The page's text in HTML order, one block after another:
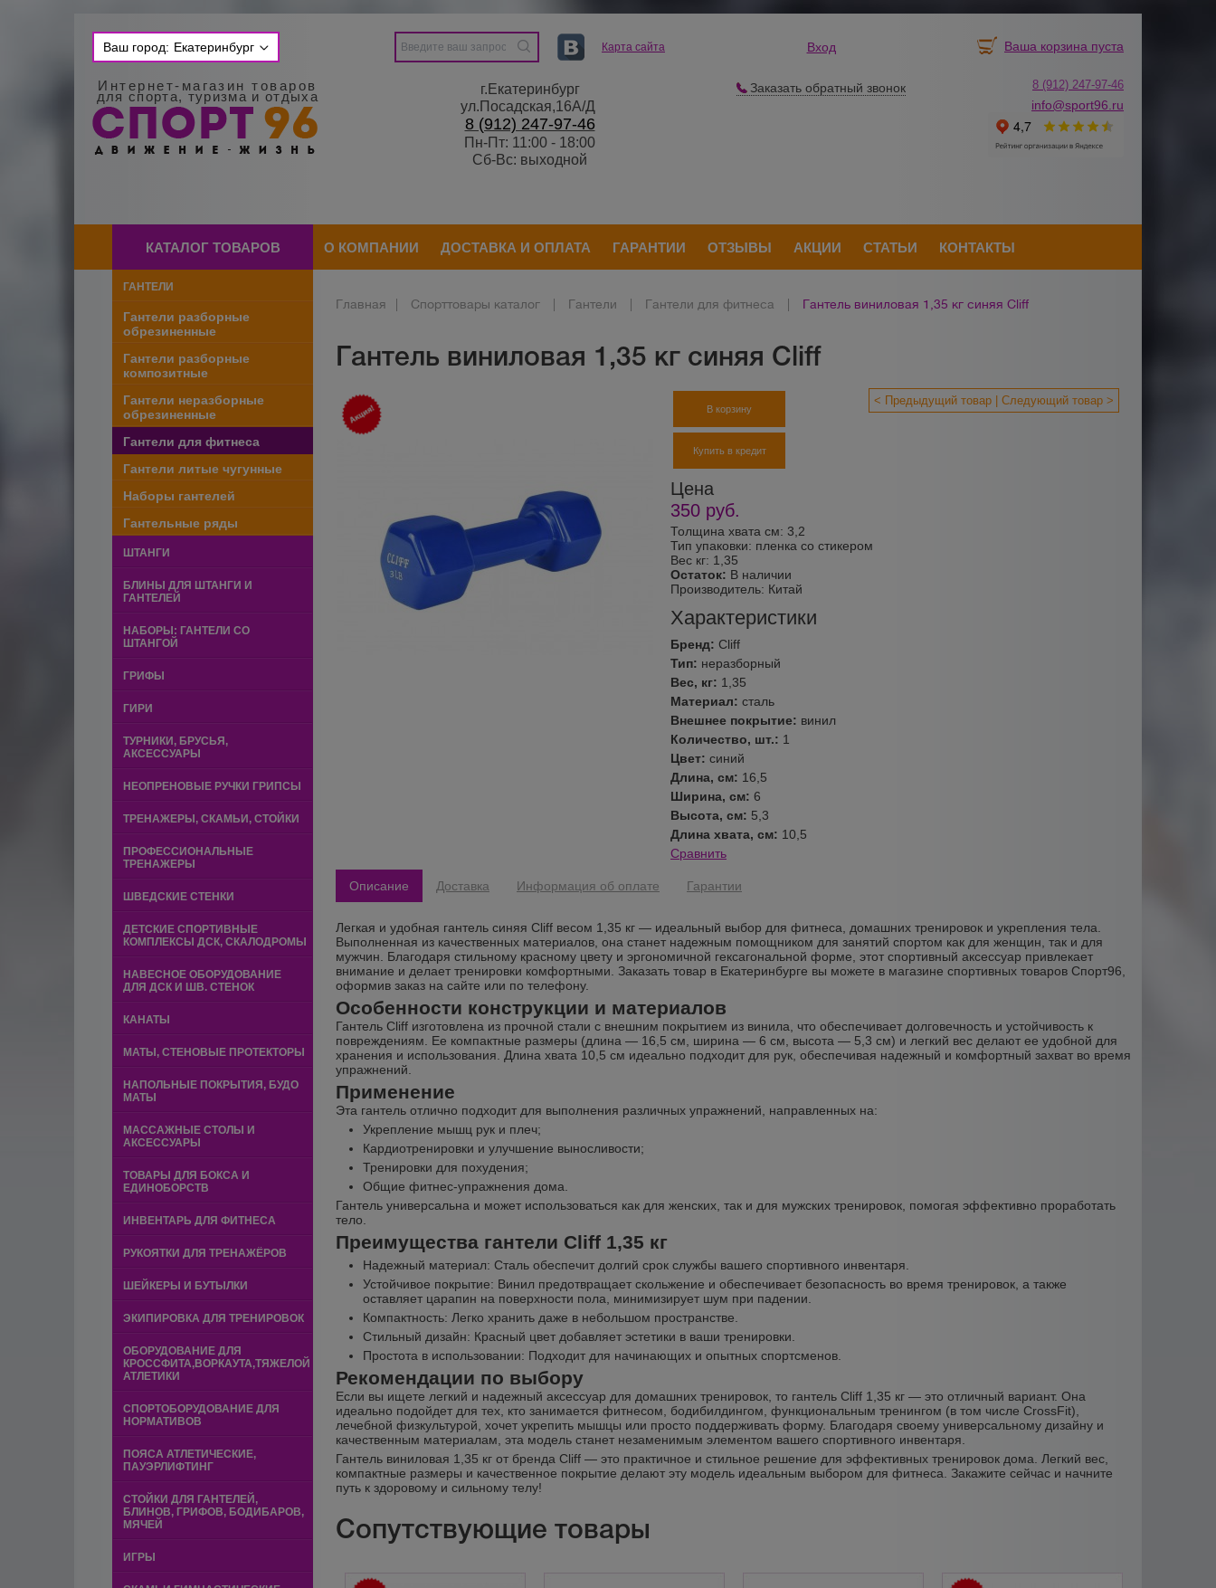
Ваш город: Екатеринбург
Интернет-магазин товаров
для спорта, туризма и отдыха
Карта сайта
г.Екатеринбург
ул.Посадская,16А/Д
8 (912) 247-97-46
Пн-Пт: 11:00 - 18:00
Сб-Вс: выходной
Вход
Заказать обратный звонок
Ваша корзина пуста
8 (912) 247-97-46
info@sport96.ru
КАТАЛОГ ТОВАРОВ О КОМПАНИИ ДОСТАВКА И ОПЛАТА ГАРАНТИИ ОТЗЫВЫ АКЦИИ СТАТЬИ КОНТАКТЫ
ГАНТЕЛИ
Гантели разборные
обрезиненные
Гантели разборные
композитные
Гантели неразборные
обрезиненные
Гантели для фитнеса
Гантели литые чугунные
Наборы гантелей
Гантельные ряды
ШТАНГИ
БЛИНЫ ДЛЯ ШТАНГИ И
ГАНТЕЛЕЙ
НАБОРЫ: ГАНТЕЛИ СО
ШТАНГОЙ
ГРИФЫ
ГИРИ
ТУРНИКИ, БРУСЬЯ,
АКСЕССУАРЫ
НЕОПРЕНОВЫЕ РУЧКИ ГРИПСЫ
ТРЕНАЖЕРЫ, СКАМЬИ, СТОЙКИ
ПРОФЕССИОНАЛЬНЫЕ
ТРЕНАЖЕРЫ
ШВЕДСКИЕ СТЕНКИ
ДЕТСКИЕ СПОРТИВНЫЕ
КОМПЛЕКСЫ ДСК, СКАЛОДРОМЫ
НАВЕСНОЕ ОБОРУДОВАНИЕ
ДЛЯ ДСК И ШВ. СТЕНОК
КАНАТЫ
МАТЫ, СТЕНОВЫЕ ПРОТЕКТОРЫ
НАПОЛЬНЫЕ ПОКРЫТИЯ, БУДО
МАТЫ
МАССАЖНЫЕ СТОЛЫ И
АКСЕССУАРЫ
ТОВАРЫ ДЛЯ БОКСА И
ЕДИНОБОРСТВ
ИНВЕНТАРЬ ДЛЯ ФИТНЕСА
РУКОЯТКИ ДЛЯ ТРЕНАЖЁРОВ
ШЕЙКЕРЫ И БУТЫЛКИ
ЭКИПИРОВКА ДЛЯ ТРЕНИРОВОК
ОБОРУДОВАНИЕ ДЛЯ
КРОССФИТА,ВОРКАУТА,ТЯЖЕЛОЙ
АТЛЕТИКИ
СПОРТОБОРУДОВАНИЕ ДЛЯ
НОРМАТИВОВ
ПОЯСА АТЛЕТИЧЕСКИЕ,
ПАУЭРЛИФТИНГ
СТОЙКИ ДЛЯ ГАНТЕЛЕЙ,
БЛИНОВ, ГРИФОВ, БОДИБАРОВ,
МЯЧЕЙ
ИГРЫ
Главная Спорттовары каталог Гантели Гантели для фитнеса Гантель виниловая 1,35 кг синяя Cliff
Гантель виниловая 1,35 кг синяя Cliff
< Предыдущий товар Следующий товар >
Толщина хвата см: 3,2
Тип упаковки: пленка со стикером
Вес кг: 1,35
Остаток: В наличии
Производитель: Китай
Характеристики
Бренд: Cliff
Тип: неразборный
Вес, кг: 1,35
Материал: сталь
Внешнее покрытие: винил
Количество, шт.: 1
Цвет: синий
Длина, см: 16,5
Ширина, см: 6
Высота, см: 5,3
Длина хвата, см: 10,5
Цена
350 руб.
В корзину
Купить в кредит
Сравнить
Описание Доставка Информация об оплате Гарантии
Легкая и удобная гантель синяя Cliff весом 1,35 кг — идеальный выбор для фитнеса, домашних тренировок и укрепления тела.
Выполненная из качественных материалов, она станет надежным помощником для занятий спортом как для женщин, так и для
мужчин. Благодаря стильному красному цвету и эргономичной гексагональной форме, этот спортивный аксессуар привлекает
внимание и делает тренировки комфортными. Заказать товар в Екатеринбурге вы можете в магазине спортивных товаров Спорт96,
оформив заказ на сайте или по телефону.
Особенности конструкции и материалов
Гантель Cliff изготовлена из прочной стали с внешним покрытием из винила, что обеспечивает долговечность и устойчивость к
повреждениям. Ее компактные размеры (длина — 16,5 см, ширина — 6 см, высота — 5,3 см) и легкий вес делают ее удобной для
хранения и использования. Длина хвата 10,5 см идеально подходит для рук, обеспечивая надежный и комфортный захват во время
упражнений.
Применение
Эта гантель отлично подходит для выполнения различных упражнений, направленных на:
Укрепление мышц рук и плеч;
Кардиотренировки и улучшение выносливости;
Тренировки для похудения;
Общие фитнес-упражнения дома.
Гантель универсальна и может использоваться как для женских, так и для мужских тренировок, помогая эффективно проработать
тело.
Преимущества гантели Cliff 1,35 кг
Надежный материал: Сталь обеспечит долгий срок службы вашего спортивного инвентаря.
Устойчивое покрытие: Винил предотвращает скольжение и обеспечивает безопасность во время тренировок, а также
оставляет царапин на поверхности пола, минимизирует шум при падении.
Компактность: Легко хранить даже в небольшом пространстве.
Стильный дизайн: Красный цвет добавляет эстетики в ваши тренировки.
Простота в использовании: Подходит для начинающих и опытных спортсменов.
Рекомендации по выбору
Если вы ищете легкий и надежный аксессуар для домашних тренировок, то гантель Cliff 1,35 кг — это отличный вариант. Она
идеально подойдет для тех, кто занимается фитнесом, бодибилдингом, функциональным тренингом (в том числе CrossFit),
лечебной физкультурой, хочет укрепить мышцы или просто поддерживать форму. Благодаря своему универсальному дизайну и
качественным материалам, эта модель станет незаменимым элементом вашего спортивного инвентаря.
Гантель виниловая 1,35 кг от бренда Cliff — это практичное и стильное решение для эффективных тренировок дома. Легкий вес,
компактные размеры и качественное покрытие делают эту модель идеальным выбором для фитнеса. Закажите сейчас и начните
путь к здоровому и сильному телу!
Сопутствующие товары